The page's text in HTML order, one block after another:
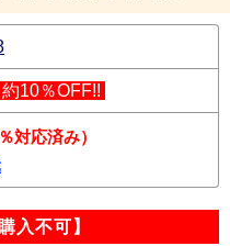
約10％OFF!!
対応済み）
入不可】